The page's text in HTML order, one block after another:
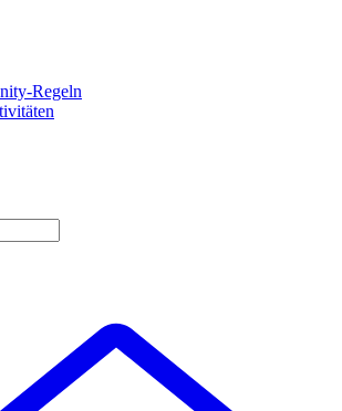
Regeln